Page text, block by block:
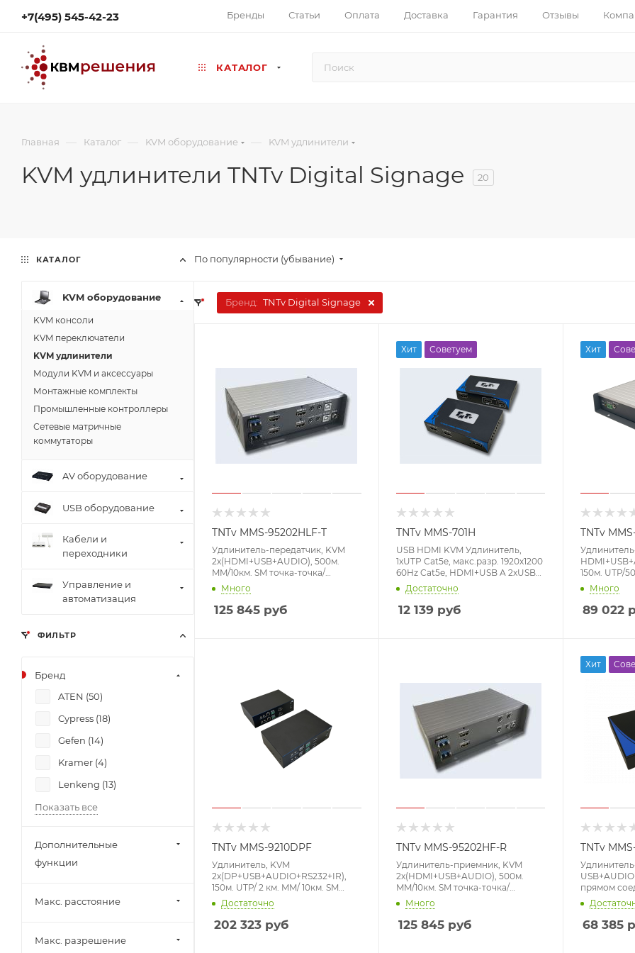
+7(495) 545-42-23 Бренды Статьи Оплата Доставка Гарантия Отзывы
КАТАЛОГ
Главная — Каталог — KVM оборудование — KVM удлинители
KVM удлинители TNTv Digital Signage 20
По популярности (убывание)
Бренд: TNTv Digital Signage
TNTv MMS-95202HLF-T
Удлинитель-передатчик, KVM
2x(HDMI+USB+AUDIO), 500м.
MM/10км. SM точка-точка/
неогранич. в пределах LAN,
4xОптич.волокна 2xSFP(LC);GbE
(TCP/IP;IGMP), 2x(HDMI+USB
B+2xMINIJACK),,, DC 12V,
Много
125 845 руб
Хит Советуем
TNTv MMS-701H
USB HDMI KVM Удлинитель,
1xUTP Cat5e, макс.разр. 1920х1200
60Hz Cat5e, HDMI+USB A 2xUSB
A, DC 5V, до 120 м
Достаточно
12 139 руб
Хит
TNTv
150м. UTP/
точка-
пределах
(TCP/
Много
89 022
TNTv MMS-9210DPF
Удлинитель, KVM
2x(DP+USB+AUDIO+RS232+IR),
150м. UTP/ 2 км. MM/ 10км. SM
точка-точка/неогранич. в
пределах LAN, 4xОптич.волокна
2xSFP(DLC);GbE (TCP/IP;IGMP),,,,
DC 12V 2A, (макс.разр.3840x2160
Достаточно
202 323 руб
TNTv MMS-95202HF-R
Удлинитель-приемник, KVM
2x(HDMI+USB+AUDIO), 500м.
MM/10км. SM точка-точка/
неогранич. в пределах LAN,
4xОптич.волокна 2xSFP(LC);GbE
(TCP/IP;IGMP), 2x(HDMI+2xUSB
A+2xMINIJACK),,, DC 12V,
Много
125 845руб
Хит
TNTv
прямом
соед.через
(TCP/IP),
30Hz 4:2:0
A+USB
68 385
КАТАЛОГ
KVM оборудование
KVM консоли
KVM переключатели
KVM удлинители
Модули KVM и аксессуары
Монтажные комплекты
Промышленные контроллеры
Сетевые матричные
коммутаторы
AV оборудование
USB оборудование
Кабели и
переходники
Управление и
автоматизация
ФИЛЬТР
Бренд
ATEN (50)
Cypress (18)
Gefen (14)
Kramer (4)
Lenkeng (13)
Показать все
Дополнительные
функции
Макс. расстояние
Макс. разрешение